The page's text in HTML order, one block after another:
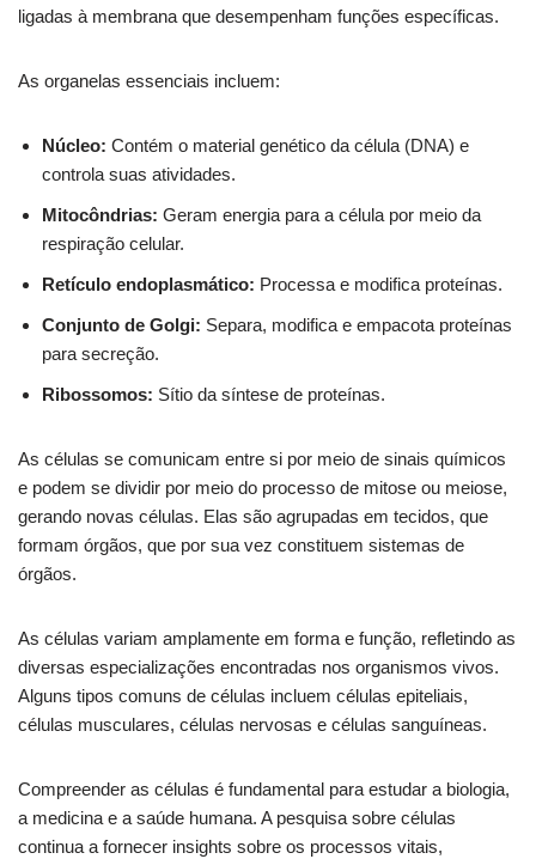
ligadas à membrana que desempenham funções específicas.
As organelas essenciais incluem:
Núcleo: Contém o material genético da célula (DNA) e
controla suas atividades.
Mitocôndrias: Geram energia para a célula por meio da
respiração celular.
Retículo endoplasmático: Processa e modifica proteínas.
Conjunto de Golgi: Separa, modifica e empacota proteínas
para secreção.
Ribossomos: Sítio da síntese de proteínas.
As células se comunicam entre si por meio de sinais químicos
e podem se dividir por meio do processo de mitose ou meiose,
gerando novas células. Elas são agrupadas em tecidos, que
formam órgãos, que por sua vez constituem sistemas de
órgãos.
As células variam amplamente em forma e função, refletindo as
diversas especializações encontradas nos organismos vivos.
Alguns tipos comuns de células incluem células epiteliais,
células musculares, células nervosas e células sanguíneas.
Compreender as células é fundamental para estudar a biologia,
a medicina e a saúde humana. A pesquisa sobre células
continua a fornecer insights sobre os processos vitais,